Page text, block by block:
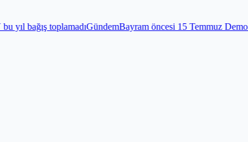
GündemBayram öncesi 15 Temmuz Demokrasi Otogarı’nda